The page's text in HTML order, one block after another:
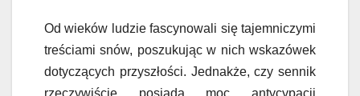
Od wieków ludzie fascynowali się tajemniczymi
treściami snów, poszukując w nich wskazówek
dotyczących przyszłości. Jednakże, czy sennik